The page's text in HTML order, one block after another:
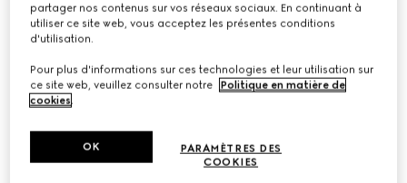
partager nos contenus sur vos réseaux sociaux. En continuant à
utiliser ce site web, vous acceptez les présentes conditions
d'utilisation.
Pour plus d'informations sur ces technologies et leur utilisation sur
ce site web, veuillez consulter notre
Politique en matière de
cookies.
PARAMÈTRES DES
COOKIES
OK